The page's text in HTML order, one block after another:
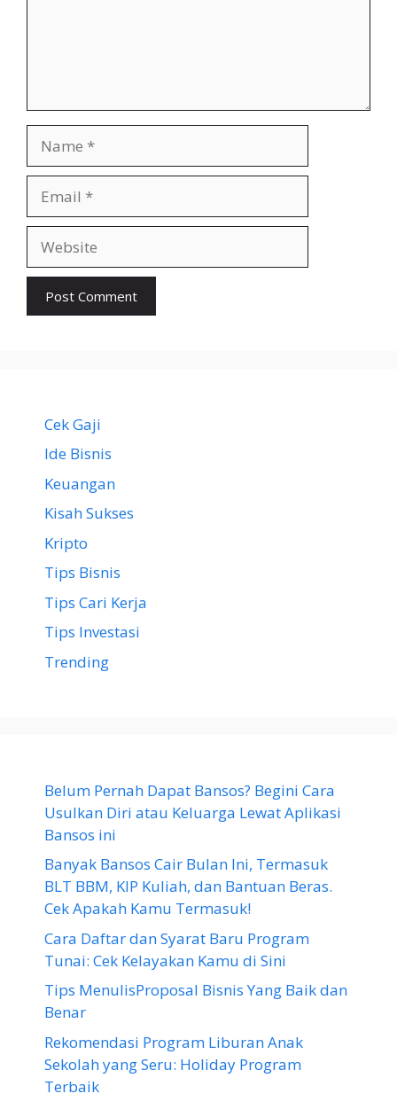
Cek Gaji
Ide Bisnis
Keuangan
Kisah Sukses
Kripto
Tips Bisnis
Tips Cari Kerja
Tips Investasi
Trending
Belum Pernah Dapat Bansos? Begini Cara
Usulkan Diri atau Keluarga Lewat Aplikasi
Bansos ini
Banyak Bansos Cair Bulan Ini, Termasuk
BLT BBM, KIP Kuliah, dan Bantuan Beras.
Cek Apakah Kamu Termasuk!
Cara Daftar dan Syarat Baru Program
Tunai: Cek Kelayakan Kamu di Sini
Tips MenulisProposal Bisnis Yang Baik dan
Benar
Rekomendasi Program Liburan Anak
Sekolah yang Seru: Holiday Program
Terbaik